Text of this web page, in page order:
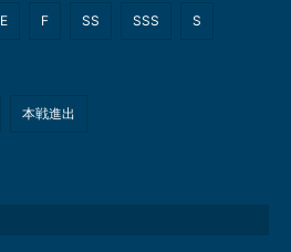
E F SS SSS S
本戦進出